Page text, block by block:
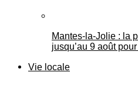
Mantes-la-Jolie : la
jusqu’au 9 août
Vie locale